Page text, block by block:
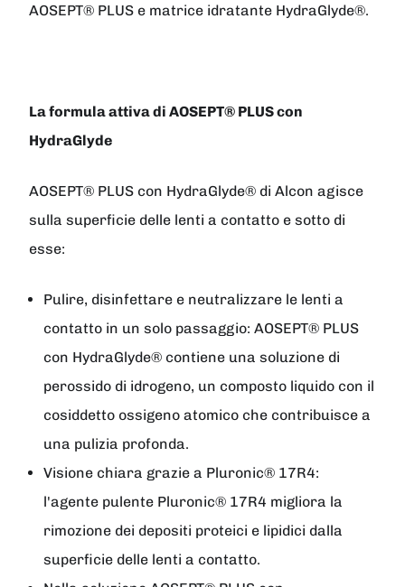
AOSEPT® PLUS e matrice idratante HydraGlyde®.
La formula attiva di AOSEPT® PLUS con
HydraGlyde
AOSEPT® PLUS con HydraGlyde® di Alcon agisce
sulla superficie delle lenti a contatto e sotto di
esse:
Pulire, disinfettare e neutralizzare le lenti a
contatto in un solo passaggio: AOSEPT® PLUS
con HydraGlyde® contiene una soluzione di
perossido di idrogeno, un composto liquido con il
cosiddetto ossigeno atomico che contribuisce a
una pulizia profonda.
Visione chiara grazie a Pluronic® 17R4:
l'agente pulente Pluronic® 17R4 migliora la
rimozione dei depositi proteici e lipidici dalla
superficie delle lenti a contatto.